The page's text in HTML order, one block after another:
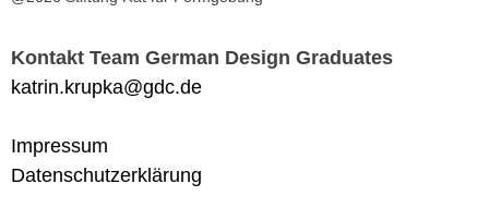
Kontakt Team German Design Graduates
katrin.krupka@gdc.de
Impressum
Datenschutzerklärung